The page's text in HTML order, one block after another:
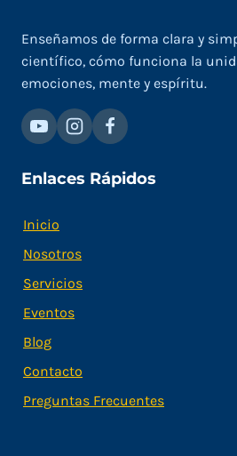
Enseñamos de forma clara y
científico, cómo funciona la
emociones, mente y espíritu.
Enlaces Rápidos
Inicio
Nosotros
Servicios
Eventos
Blog
Contacto
Preguntas Frecuentes